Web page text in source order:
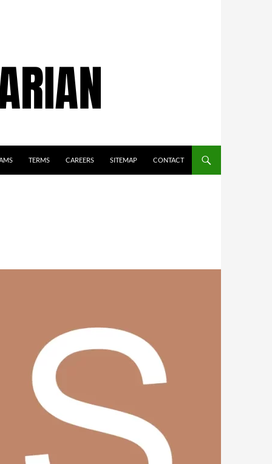
TERMS CAREERS SITEMAP CONTACT